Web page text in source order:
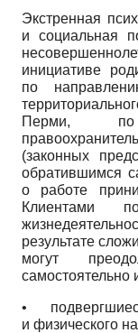
Экстренная
и социальная
инициативе
по
Перми, по
(законных
обратившимся
о работе
Клиентами
результате
могут
•
и физического